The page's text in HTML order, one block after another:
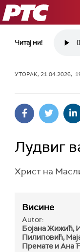
РТС
Читај ми!
УТОРАК, 21.04.2026,
Лудвиг
Христ на
Висине
Autor:
Бојана Жижић,
Пилиповић,
Премате и Ана